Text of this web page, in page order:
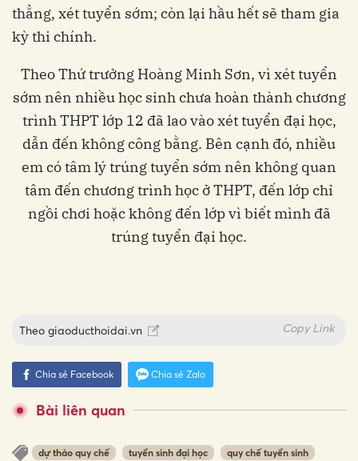
thẳng, xét tuyển sớm; còn lại hầu hết sẽ tham gia
kỳ thi chính.
Theo Thứ trưởng Hoàng Minh Sơn, vì xét tuyển
sớm nên nhiều học sinh chưa hoàn thành chương
trình THPT lớp 12 đã lao vào xét tuyển đại học,
dẫn đến không công bằng. Bên cạnh đó, nhiều
em có tâm lý trúng tuyển sớm nên không quan
tâm đến chương trình học ở THPT, đến lớp chỉ
ngồi chơi hoặc không đến lớp vì biết mình đã
trúng tuyển đại học.
Theo giaoducthoidai.vn Copy Link
Chia sẻ Facebook Chia sẻ Zalo
Bài liên quan
dự thảo quy chế tuyển sinh đại học
quy chế tuyển sinh